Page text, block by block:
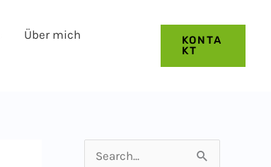
Über mich
KONTA
KT